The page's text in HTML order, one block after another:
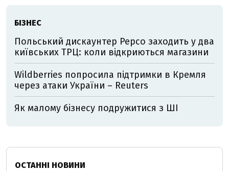
БІЗНЕС
Польський дискаунтер Pepco заходить у два
київських ТРЦ: коли відкриються магазини
Wildberries попросила підтримки в Кремля
через атаки України – Reuters
Як малому бізнесу подружитися з ШІ
ОСТАННІ НОВИНИ